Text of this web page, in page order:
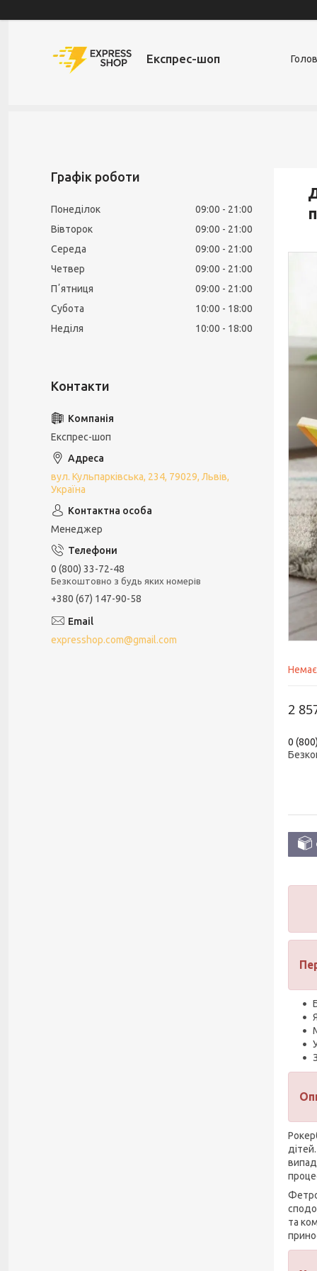
Експрес-шоп
Немає
2
0
та
Графік роботи
Понеділок 09:00
21:00
Вівторок
09:00
21:00
Середа
09:00
21:00
Четвер
09:00
21:00
Пʼятниця
09:00
21:00
Субота
10:00
18:00
Неділя
10:00 18:00
Експрес-шоп
вул. Кульпарківська, 234, 79029, Львів,
Україна
Менеджер
0 (800) 33-72-48
Безкоштовно з будь яких номерів
+380 (67) 147-90-58
expresshop.com@gmail.com